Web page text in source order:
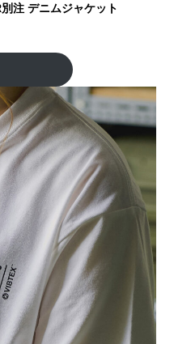
注 デニムジャケット